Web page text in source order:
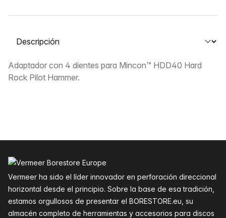
Seleccione una pestaña
Descripción
Adaptador con 4 dientes para Mincon™ HDD40 Hard
Rock Pilot Hammer.
Vermeer ha sido el líder innovador en perforación direccional
horizontal desde el principio. Sobre la base de esa tradición,
estamos orgullosos de presentar el BORESTORE.eu, su
almacén completo de herramientas y accesorios para discos